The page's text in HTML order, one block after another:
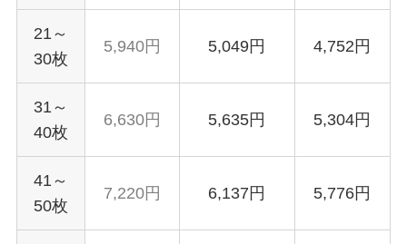
21～
30枚
5,940円 5,049円 4,752円
31～
40枚
6,630円 5,635円 5,304円
41～
50枚
7,220円 6,137円 5,776円